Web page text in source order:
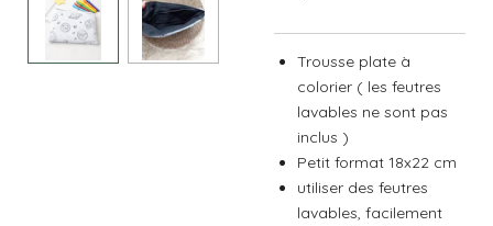
Trousse plate à
colorier ( les feutres
lavables ne sont pas
inclus )
Petit format 18x22 cm
utiliser des feutres
lavables, facilement